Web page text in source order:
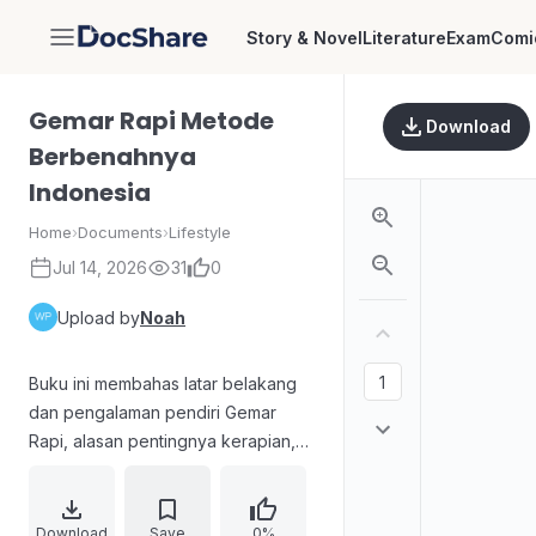
DocShare Story & NovelLiteratureExam
Gemar Rapi Metode
Berbenahnya
Indonesia
Home›Documents›Lifestyle
Jul 14, 2026 31 0
Upload byNoah
Buku ini membahas latar belakang
dan pengalaman pendiri Gemar
Rapi, alasan pentingnya kerapian,
metode terstruktur. Materi
mencakup pembentukan mindset,
Download Save 0%
Download